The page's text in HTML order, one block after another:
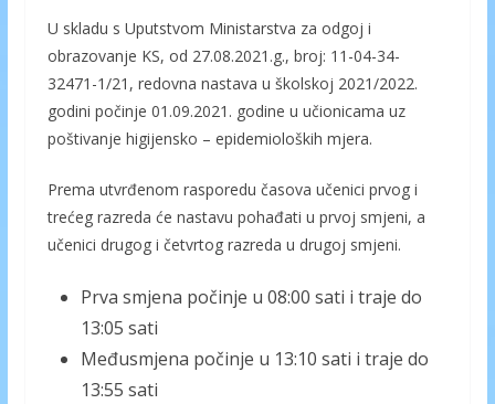
U skladu s Uputstvom Ministarstva za odgoj i
obrazovanje KS, od 27.08.2021.g., broj: 11-04-34-
32471-1/21, redovna nastava u školskoj 2021/2022.
godini počinje 01.09.2021. godine u učionicama uz
poštivanje higijensko – epidemioloških mjera.
Prema utvrđenom rasporedu časova učenici prvog i
trećeg razreda će nastavu pohađati u prvoj smjeni, a
učenici drugog i četvrtog razreda u drugoj smjeni.
Prva smjena počinje u 08:00 sati i traje do
13:05 sati
Međusmjena počinje u 13:10 sati i traje do
13:55 sati